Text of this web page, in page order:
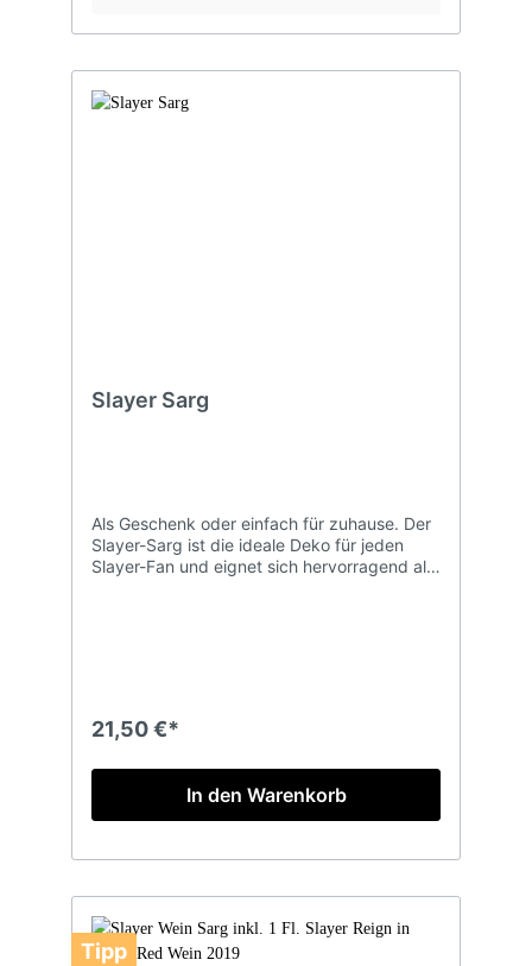
Thrash-Metal. Optimale Trinktemperatur:
Slayer Sarg
Als Geschenk oder einfach für zuhause. Der
Slayer-Sarg ist die ideale Deko für jeden
Slayer-Fan und eignet sich hervorragend als
21,50 €*
In den Warenkorb
Tipp